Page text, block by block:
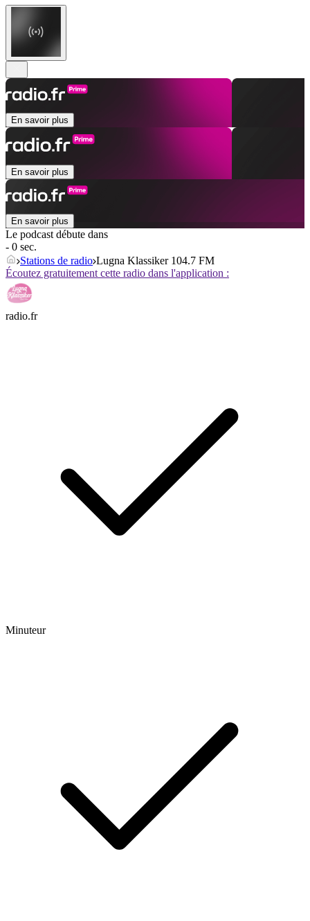
En savoir plus
En savoir plus
En savoir plus
Le podcast débute dans
- 0 sec.
Stations de radio Lugna Klassiker 104.7 FM
Écoutez gratuitement cette radio dans l'application :
radio.fr
Minuteur